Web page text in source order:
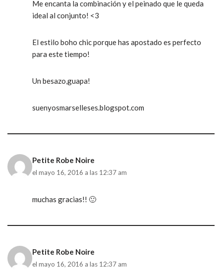
Me encanta la combinación y el peinado que le queda
ideal al conjunto! <3
El estilo boho chic porque has apostado es perfecto
para este tiempo!
Un besazo,guapa!
suenyosmarselleses.blogspot.com
Petite Robe Noire
el mayo 16, 2016 a las 12:37 am
muchas gracias!! 🙂
Petite Robe Noire
el mayo 16, 2016 a las 12:37 am